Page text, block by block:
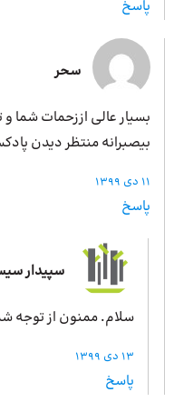
پاسخ
سحر
بسیار عالی اززحمات شما و
بیصبرانه منتظر دیدن
11 دی 1399
پاسخ
سپیدار
سلام. ممنون از توجه
13 دی 1399
پاسخ